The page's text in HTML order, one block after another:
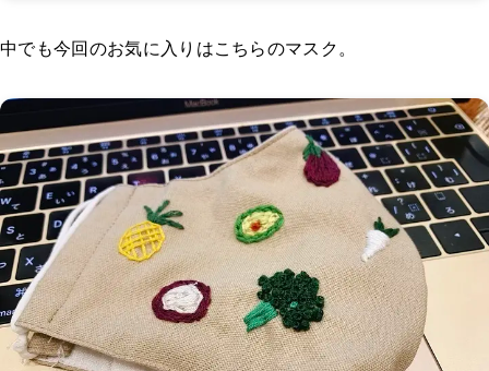
中でも今回のお気に入りはこちらのマスク。